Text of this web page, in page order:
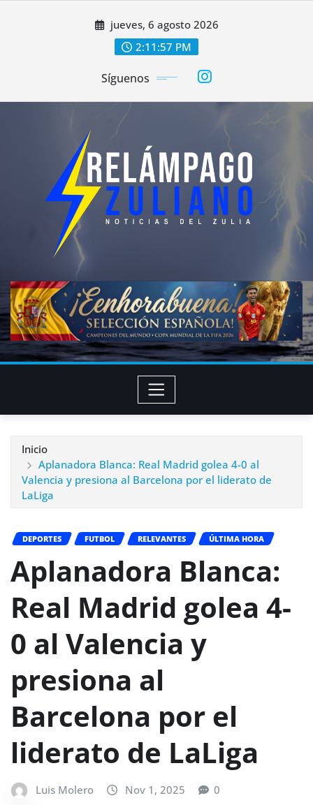
jueves, 6 agosto 2026
2:12:00 PM
Síguenos
Inicio
Aplanadora Blanca: Real Madrid golea 4-0 al
Valencia y presiona al Barcelona por el liderato de
LaLiga
DEPORTES FUTBOL RELEVANTES ÚLTIMA HORA
Aplanadora Blanca:
Real Madrid golea 4-
0 al Valencia y
presiona al
Barcelona por el
liderato de LaLiga
Luis Molero Nov 1, 2025 0